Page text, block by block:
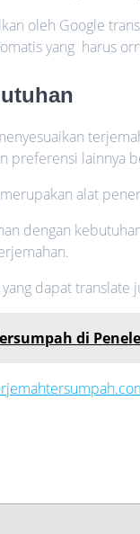
oleh Google
yang harus
preferensi lainnya
alat
dengan
dapat
di